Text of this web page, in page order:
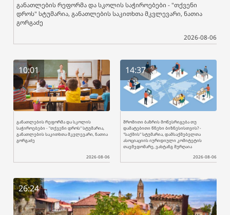
განათლების რეფორმა და სკოლის საჭიროებები - "თქვენი
დროს" სტუმარია, განათლების საკითხთა მკვლევარი, ნათია
გორგაძე
2026-08-06
10:01
განათლების რეფორმა და სკოლის
საჭიროებები - "თქვენი დროს" სტუმარია,
განათლების საკითხთა მკვლევარი, ნათია
გორგაძე
2026-08-06
14:37
შრომითი ბაზრის მოწესრიგება თუ
დამატებითი წნეხი ბიზნესისთვის? -
"საქმის" სტუმარია, დამსაქმებელთა
ასოციაციის იურიდიული კომიტეტის
თავმჯდომარე, ვახტანგ შურღაია
2026-08-06
26:24